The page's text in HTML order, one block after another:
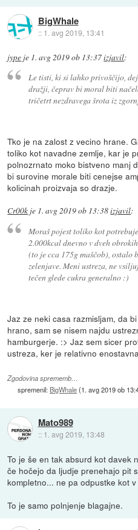
BigWhale
:: 1. avg 2019, 13:41
jype je 1. avg 2019 ob 13:37izjavil:
Le tisti, ki si lahko privoščijo,
dražji, čeprav bi moral biti
tričetrt nezdravega šrota iz
Tko je na zalost z vecino hrane.
toliko kot navadne zemlje, kar je
polnozrnato moko bistveno manj
bi surovine morale biti cenejse
kolicinah proizvaja so drazje.
Cr00k je 1. avg 2019 ob 13:38izjavil:
Moraš pojest toliko kot
2.000kcal dnevno v dveh
(to je cca 175g maščob),
zelenjave. Meni ustreza, ne
tečen glede cukra generalno :)
Jaz ze neki casa razmisljam, da
hrano, sam se nisem najdu
hamburgerje. :> Jaz sem sicer
ustreza, ker je relativno
Zgodovina sprememb…
spremenil: BigWhale(1. avg 2019 ob
Mato989
:: 1. avg 2019, 13:48
To je še en tak absurd kot davek
če hočejo da ljudje prenehajo pit
kompletno... ne pa odpustke kot
To je samo polnjenje blagajne.